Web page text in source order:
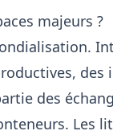
majeurs ?
des
Les